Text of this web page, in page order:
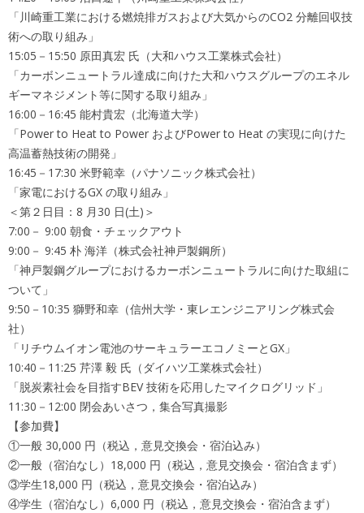
「川崎重工業における燃焼排ガスおよび大気からのCO2 分離回収技
術への取り組み」
15:05－15:50 原田真宏 氏（大和ハウス工業株式会社）
「カーボンニュートラル達成に向けた大和ハウスグループのエネル
ギーマネジメント等に関する取り組み」
16:00－16:45 能村貴宏（北海道大学）
「Power to Heat to Power およびPower to Heat の実現に向けた
高温蓄熱技術の開発」
16:45－17:30 米野範幸（パナソニック株式会社）
「家電におけるGX の取り組み」
＜第２日目：8 月30 日(土)＞
7:00－ 9:00 朝食・チェックアウト
9:00－ 9:45 朴 海洋（株式会社神戸製鋼所）
「神戸製鋼グループにおけるカーボンニュートラルに向けた取組に
ついて」
9:50－10:35 獅野和幸（信州⼤学・東レエンジニアリング株式会
社）
「リチウムイオン電池のサーキュラーエコノミーとGX」
10:40－11:25 芹澤 毅 氏（ダイハツ工業株式会社）
「脱炭素社会を目指すBEV 技術を応用したマイクログリッド」
11:30－12:00 閉会あいさつ，集合写真撮影
【参加費】
①一般 30,000 円（税込，意見交換会・宿泊込み）
②一般（宿泊なし）18,000 円（税込，意見交換会・宿泊含まず）
③学生18,000 円（税込，意見交換会・宿泊込み）
④学生（宿泊なし）6,000 円（税込，意見交換会・宿泊含まず）